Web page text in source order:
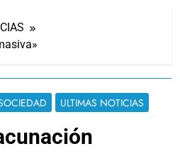
ULTIMAS NOTICIAS